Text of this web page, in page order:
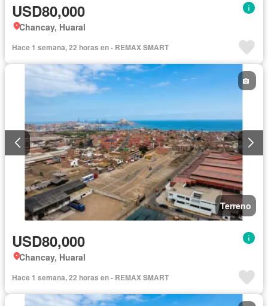
USD80,000
Chancay, Huaral
Hace 1 semana, 22 horas en - REMAX SMART
Terreno
USD80,000
Chancay, Huaral
Hace 1 semana, 22 horas en - REMAX SMART